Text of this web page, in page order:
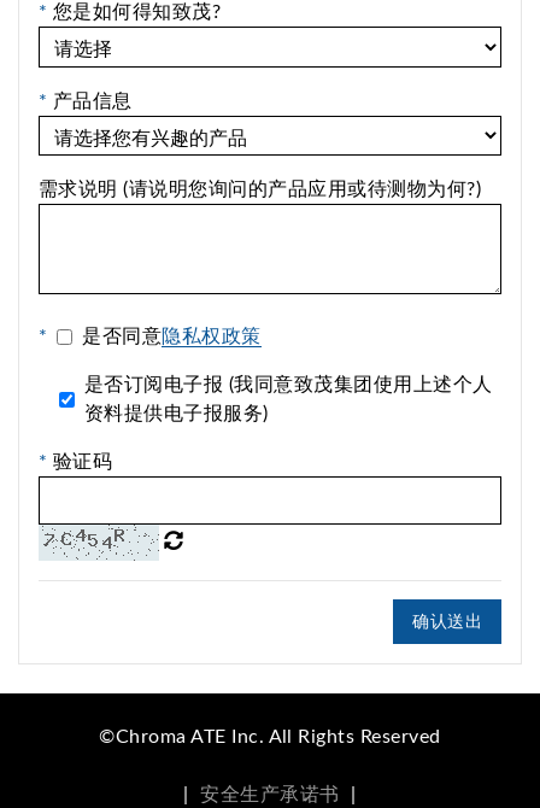
* 您是如何得知致茂?
* 产品信息
需求说明 (请说明您询问的产品应用或待测物为何?)
* 是否同意隐私权政策
是否订阅电子报 (我同意致茂集团使用上述个人
资料提供电子报服务)
* 验证码
确认送出
©Chroma ATE Inc. All Rights Reserved
安全生产承诺书